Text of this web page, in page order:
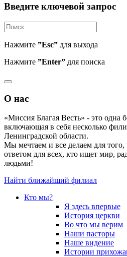
Введите ключевой запрос
Нажмите ”Esc” для выхода
Нажмите ”Enter” для поиска
О нас
«Миссия Благая Весть» - это одна
включающая в себя несколько
Ленинградской области.
Мы мечтаем и все делаем для того,
ответом для всех, кто ищет мир,
людьми!
Найти ближайший филиал
Кто мы?
Я здесь впервые
История церкви
Во что мы верим
Наши пасторы
Наше видение
Истории